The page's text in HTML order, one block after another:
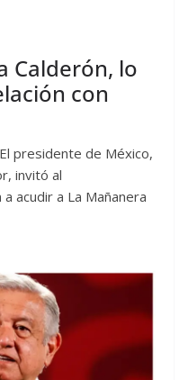
Calderón, lo
con
presidente de México,
invitó al
acudir a La Mañanera